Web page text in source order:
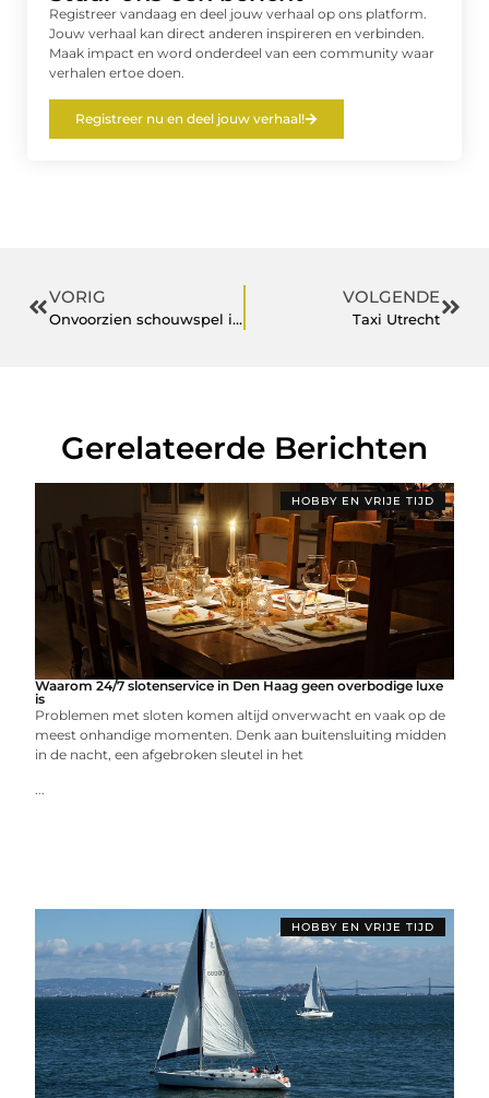
Registreer vandaag en deel jouw verhaal op ons platform.
Jouw verhaal kan direct anderen inspireren en verbinden.
Maak impact en word onderdeel van een community waar
verhalen ertoe doen.
Registreer nu en deel jouw verhaal!
VORIG
Onvoorzien schouwspel in Barcelona
VOLGENDE
Taxi Utrecht
Gerelateerde Berichten
HOBBY EN VRIJE TIJD
Waarom 24/7 slotenservice in Den Haag geen overbodige luxe
is
Problemen met sloten komen altijd onverwacht en vaak op de
meest onhandige momenten. Denk aan buitensluiting midden
in de nacht, een afgebroken sleutel in het
...
HOBBY EN VRIJE TIJD